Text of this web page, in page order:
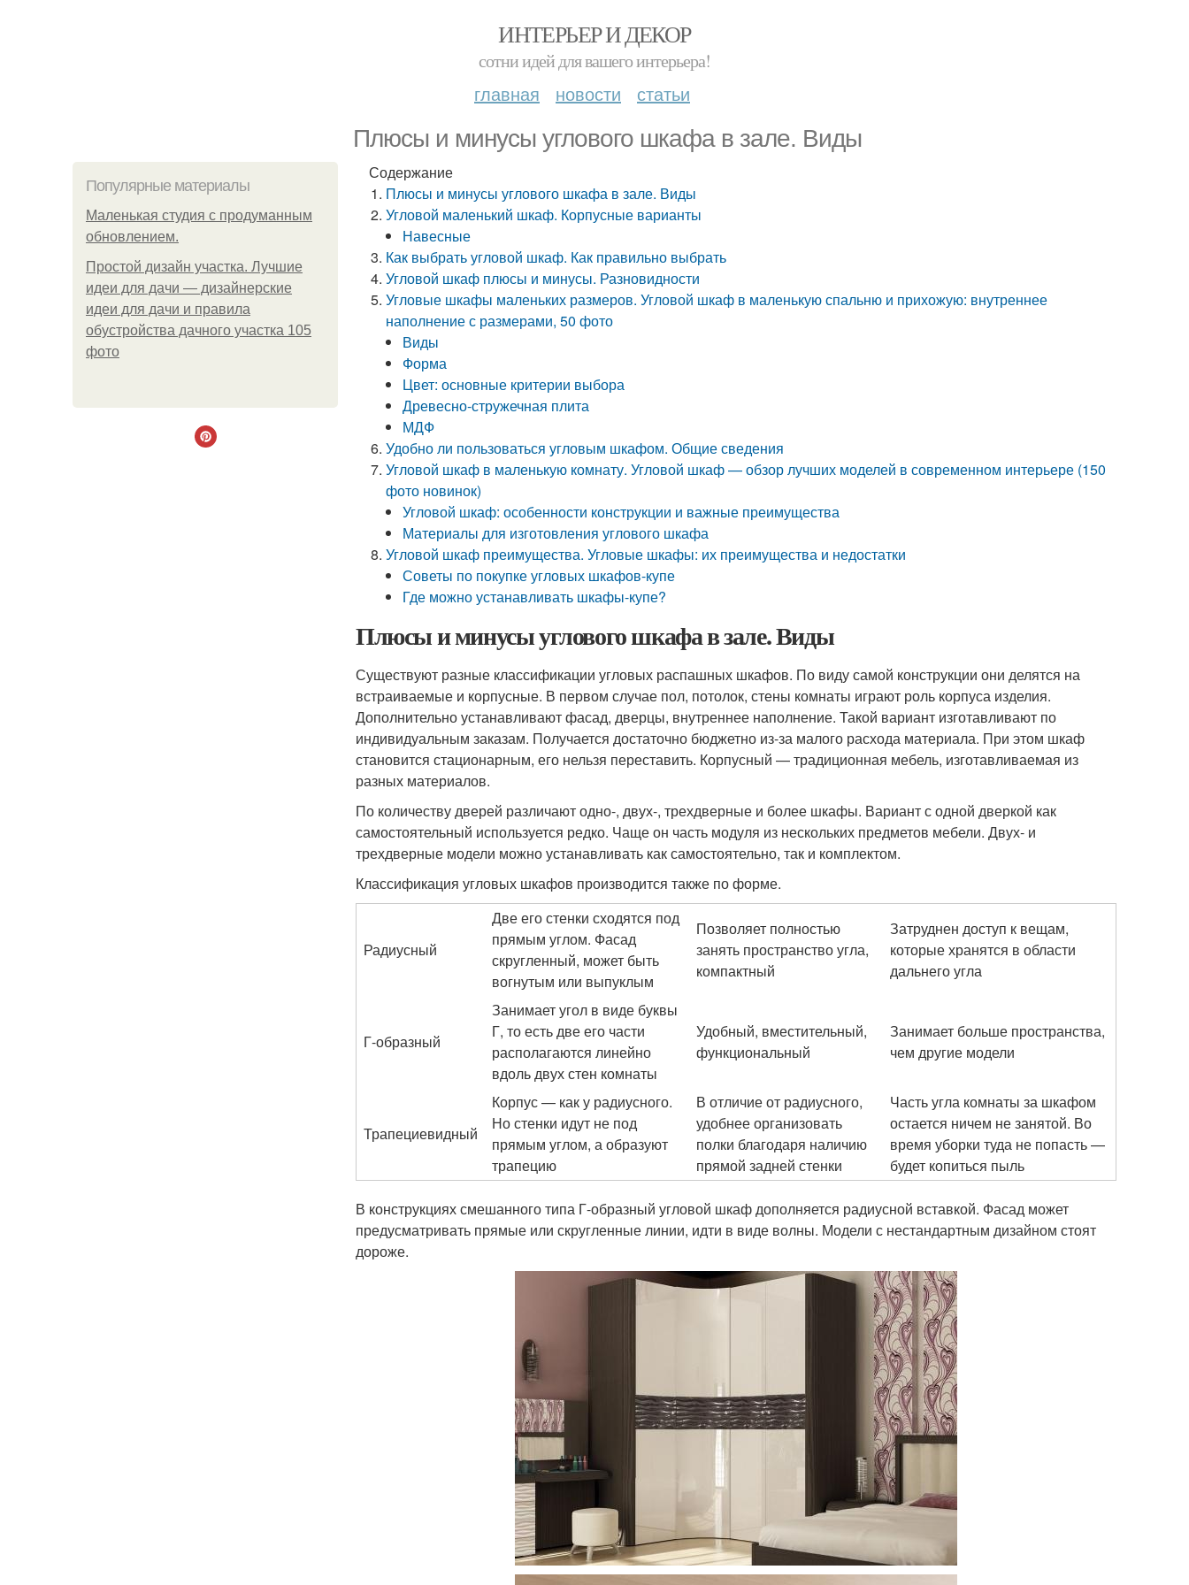
ИНТЕРЬЕР И ДЕКОР
сотни идей для вашего интерьера!
главная новости статьи
Плюсы и минусы углового шкафа в зале. Виды
Популярные материалы
Маленькая студия с продуманным
обновлением.
Простой дизайн участка. Лучшие
идеи для дачи — дизайнерские
идеи для дачи и правила
обустройства дачного участка 105
фото
Содержание
Плюсы и минусы углового шкафа в зале. Виды
Угловой маленький шкаф. Корпусные варианты
Навесные
Как выбрать угловой шкаф. Как правильно выбрать
Угловой шкаф плюсы и минусы. Разновидности
Угловые шкафы маленьких размеров. Угловой шкаф в маленькую спальню и прихожую: внутреннее
наполнение с размерами, 50 фото
Виды
Форма
Цвет: основные критерии выбора
Древесно-стружечная плита
МДФ
Удобно ли пользоваться угловым шкафом. Общие сведения
Угловой шкаф в маленькую комнату. Угловой шкаф — обзор лучших моделей в современном интерьере (150
фото новинок)
Угловой шкаф: особенности конструкции и важные преимущества
Материалы для изготовления углового шкафа
Угловой шкаф преимущества. Угловые шкафы: их преимущества и недостатки
Советы по покупке угловых шкафов-купе
Где можно устанавливать шкафы-купе?
Плюсы и минусы углового шкафа в зале. Виды
Существуют разные классификации угловых распашных шкафов. По виду самой конструкции они делятся на
встраиваемые и корпусные. В первом случае пол, потолок, стены комнаты играют роль корпуса изделия.
Дополнительно устанавливают фасад, дверцы, внутреннее наполнение. Такой вариант изготавливают по
индивидуальным заказам. Получается достаточно бюджетно из-за малого расхода материала. При этом шкаф
становится стационарным, его нельзя переставить. Корпусный — традиционная мебель, изготавливаемая из
разных материалов.
По количеству дверей различают одно-, двух-, трехдверные и более шкафы. Вариант с одной дверкой как
самостоятельный используется редко. Чаще он часть модуля из нескольких предметов мебели. Двух- и
трехдверные модели можно устанавливать как самостоятельно, так и комплектом.
Классификация угловых шкафов производится также по форме.
Радиусный
Две его стенки сходятся под
прямым углом. Фасад
скругленный, может быть
вогнутым или выпуклым
Позволяет полностью
занять пространство угла,
компактный
Затруднен доступ к вещам,
которые хранятся в области
дальнего угла
Г-образный
Занимает угол в виде буквы
Г, то есть две его части
располагаются линейно
вдоль двух стен комнаты
Удобный, вместительный,
функциональный
Занимает больше пространства,
чем другие модели
Трапециевидный
Корпус — как у радиусного.
Но стенки идут не под
прямым углом, а образуют
трапецию
В отличие от радиусного,
удобнее организовать
полки благодаря наличию
прямой задней стенки
Часть угла комнаты за шкафом
остается ничем не занятой. Во
время уборки туда не попасть —
будет копиться пыль
В конструкциях смешанного типа Г-образный угловой шкаф дополняется радиусной вставкой. Фасад может
предусматривать прямые или скругленные линии, идти в виде волны. Модели с нестандартным дизайном стоят
дороже.